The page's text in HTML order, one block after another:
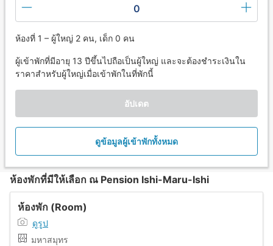
0
ห้องที่ 1 – ผู้ใหญ่ 2 คน, เด็ก 0 คน
ผู้เข้าพักที่มีอายุ 13 ปีขึ้นไปถือเป็นผู้ใหญ่ และจะต้องชำระเงินใน
ราคาสำหรับผู้ใหญ่เมื่อเข้าพักในที่พักนี้
อัปเดต
ดูข้อมูลผู้เข้าพักทั้งหมด
ห้องพักที่มีให้เลือก ณ Pension Ishi-Maru-Ishi
ห้องพัก (Room)
ดูรูป
มหาสมุทร